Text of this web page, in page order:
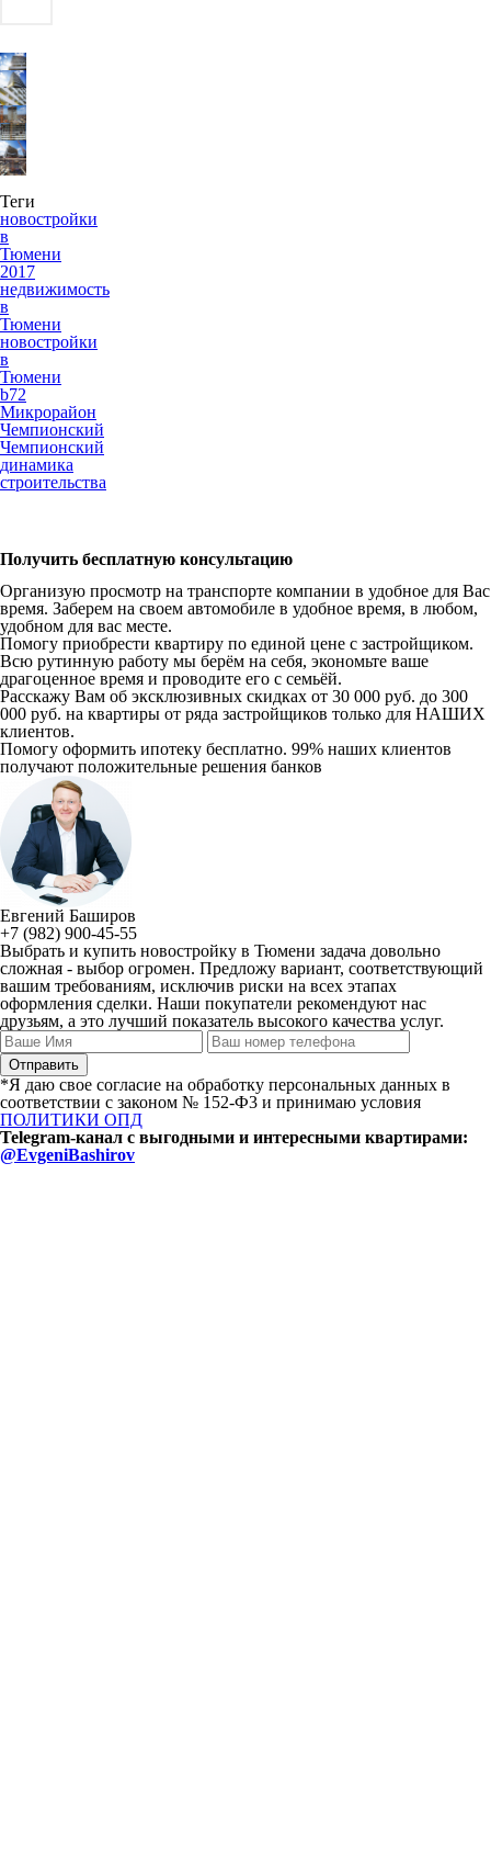
Теги
новостройки
в
Тюмени
2017
недвижимость
в
Тюмени
новостройки
в
Тюмени
b72
Микрорайон
Чемпионский
Чемпионский
динамика
строительства
Получить бесплатную консультацию
Организую просмотр на транспорте компании в удобное для Вас
время. Заберем на своем автомобиле в удобное время, в любом,
удобном для вас месте.
Помогу приобрести квартиру по единой цене с застройщиком.
Всю рутинную работу мы берём на себя, экономьте ваше
драгоценное время и проводите его с семьёй.
Расскажу Вам об эксклюзивных скидках от 30 000 руб. до 300
000 руб. на квартиры от ряда застройщиков только для НАШИХ
клиентов.
Помогу оформить ипотеку бесплатно. 99% наших клиентов
получают положительные решения банков
Евгений Баширов
+7 (982) 900-45-55
Выбрать и купить новостройку в Тюмени задача довольно
сложная - выбор огромен. Предложу вариант, соответствующий
вашим требованиям, исключив риски на всех этапах
оформления сделки. Наши покупатели рекомендуют нас
друзьям, а это лучший показатель высокого качества услуг.
*Я даю свое согласие на обработку персональных данных в
соответствии с законом № 152-Ф3 и принимаю условия
ПОЛИТИКИ ОПД
Telegram-канал с выгодными и интересными квартирами:
@EvgeniBashirov